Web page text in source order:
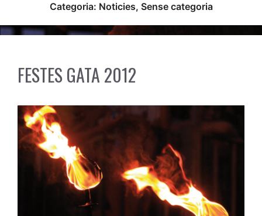
Categoria: Noticies, Sense categoria
FESTES GATA 2012